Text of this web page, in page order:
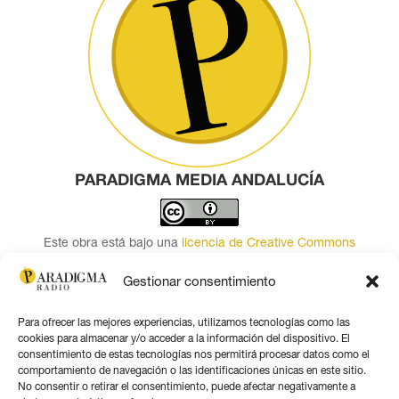
Gestionar consentimiento
Para ofrecer las mejores experiencias, utilizamos tecnologías como las
cookies para almacenar y/o acceder a la información del dispositivo. El
consentimiento de estas tecnologías nos permitirá procesar datos como el
comportamiento de navegación o las identificaciones únicas en este sitio.
No consentir o retirar el consentimiento, puede afectar negativamente a
PARADIGMA MEDIA ANDALUCÍA
Este obra está bajo una licencia de Creative Commons
Seguir
Seguir
Seguir